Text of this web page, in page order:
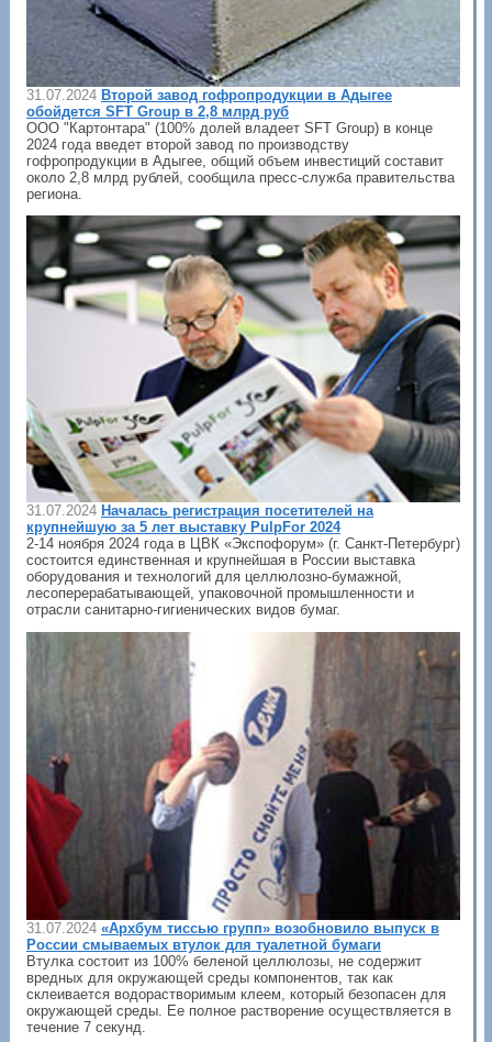
31.07.2024 Второй завод гофропродукции в Адыгее
обойдется SFT Group в 2,8 млрд руб
ООО "Картонтара" (100% долей владеет SFT Group) в конце
2024 года введет второй завод по производству
гофропродукции в Адыгее, общий объем инвестиций составит
около 2,8 млрд рублей, сообщила пресс-служба правительства
региона.
31.07.2024 Началась регистрация посетителей на
крупнейшую за 5 лет выставку PulpFor 2024
2-14 ноября 2024 года в ЦВК «Экспофорум» (г. Санкт-Петербург)
состоится единственная и крупнейшая в России выставка
оборудования и технологий для целлюлозно-бумажной,
лесоперерабатывающей, упаковочной промышленности и
отрасли санитарно-гигиенических видов бумаг.
31.07.2024 «Архбум тиссью групп» возобновило выпуск в
России смываемых втулок для туалетной бумаги
Втулка состоит из 100% беленой целлюлозы, не содержит
вредных для окружающей среды компонентов, так как
склеивается водорастворимым клеем, который безопасен для
окружающей среды. Ее полное растворение осуществляется в
течение 7 секунд.